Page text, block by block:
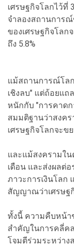
เศรษฐกิจโลกไว้ที่
จำลองสถานการณ์
ของเศรษฐกิจโลก
ถึง 5.8%
แม้สถานการณ์โล
เชิงลบ" แต่ถ้อยแ
หนักกับ "การคาด
สมมติฐานว่าสงคร
เศรษฐกิจโลกจะข
และแม้สงครามใน
เดือน และส่งผลต่
ภาวะการเงินโลก
สัญญาณว่าเศรษฐ
ทั้งนี้ ความคืบหน้า
สำคัญในการคลี่ค
โจมตีร่วมระหว่าง